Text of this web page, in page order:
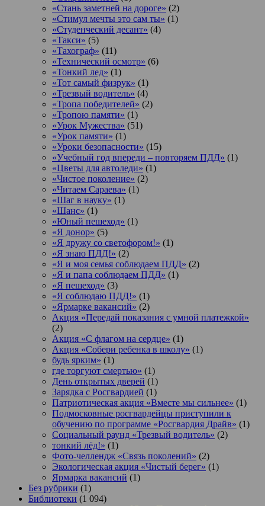
«Стань заметней на дороге» (2)
«Стимул мечты это сам ты» (1)
«Студенческий десант» (4)
«Такси» (5)
«Тахограф» (11)
«Технический осмотр» (6)
«Тонкий лед» (1)
«Тот самый физрук» (1)
«Трезвый водитель» (4)
«Тропа победителей» (2)
«Тропою памяти» (1)
«Урок Мужества» (51)
«Урок памяти» (1)
«Уроки безопасности» (15)
«Учебный год впереди – повторяем ПДД» (1)
«Цветы для автоледи» (1)
«Чистое поколение» (2)
«Читаем Сараева» (1)
«Шаг в науку» (1)
«Шанс» (1)
«Юный пешеход» (1)
«Я донор» (5)
«Я дружу со светофором!» (1)
«Я знаю ПДД!» (2)
«Я и моя семья соблюдаем ПДД» (2)
«Я и папа соблюдаем ПДД» (1)
«Я пешеход» (3)
«Я соблюдаю ПДД!» (1)
«Ярмарке вакансий» (2)
Акция «Передай показания с умной платежкой»
(2)
Акция «С флагом на сердце» (1)
Акция «Собери ребенка в школу» (1)
будь ярким» (1)
где торгуют смертью» (1)
День открытых дверей (1)
Зарядка с Росгвардией (1)
Патриотическая акция «Вместе мы сильнее» (1)
Подмосковные росгвардейцы приступили к
обучению по программе «Росгвардия Драйв» (1)
Социальный раунд «Трезвый водитель» (2)
тонкий лёд!» (1)
Фото-челлендж «Связь поколений» (2)
Экологическая акция «Чистый берег» (1)
Ярмарка вакансий (1)
Без рубрики (1)
Библиотеки (1 094)